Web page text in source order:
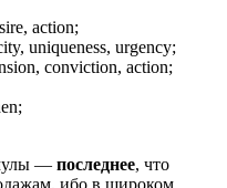
action;
uniqueness, urgency;
сonviction, аction;
— последнее, что
ибо в широком